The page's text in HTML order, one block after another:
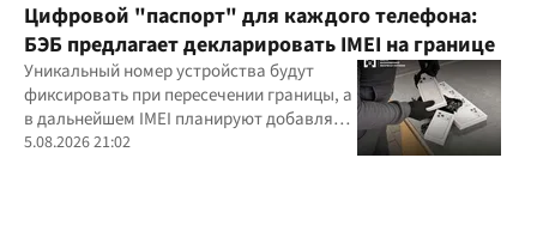
Цифровой "паспорт" для каждого телефона:
БЭБ предлагает декларировать IMEI на границе
Уникальный номер устройства будут
фиксировать при пересечении границы, а
в дальнейшем IMEI планируют добавлять
и в фискальные чеки
5.08.2026 21:02